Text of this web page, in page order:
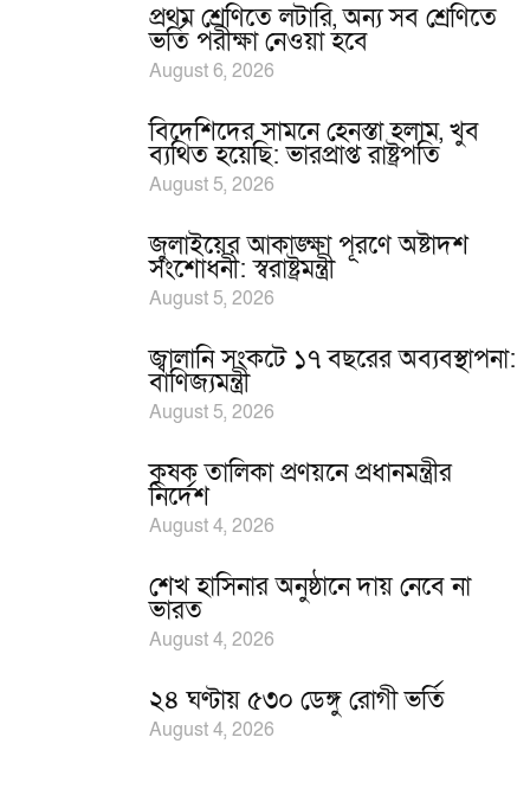
প্রথম শ্রেণিতে লটারি, অন্য সব শ্রেণিতে
ভর্তি পরীক্ষা নেওয়া হবে
August 6, 2026
বিদেশিদের সামনে হেনস্তা হলাম, খুব
ব্যথিত হয়েছি: ভারপ্রাপ্ত রাষ্ট্রপতি
August 5, 2026
জুলাইয়ের আকাঙ্ক্ষা পূরণে অষ্টাদশ
সংশোধনী: স্বরাষ্ট্রমন্ত্রী
August 5, 2026
জ্বালানি সংকটে ১৭ বছরের অব্যবস্থাপনা:
বাণিজ্যমন্ত্রী
August 5, 2026
কৃষক তালিকা প্রণয়নে প্রধানমন্ত্রীর
নির্দেশ
August 4, 2026
শেখ হাসিনার অনুষ্ঠানে দায় নেবে না
ভারত
August 4, 2026
২৪ ঘণ্টায় ৫৩০ ডেঙ্গু রোগী ভর্তি
August 4, 2026